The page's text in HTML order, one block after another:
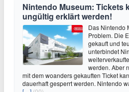
Nintendo Museum: Tickets
ungültig erklärt werden!
Das Nintendo
Problem. Die
gekauft und
unterbindet
werden. Aber
mit dem woanders gekauften Ticket
dauerhaft gesperrt werden. Nintendo